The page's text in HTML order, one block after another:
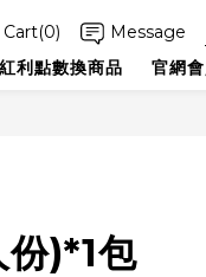
Cart(0)
Message
利點數換商品 官網
)*1包